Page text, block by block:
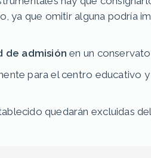
ya que omitir alguna podría
de admisión en un
para el centro educativo
quedarán excluidas